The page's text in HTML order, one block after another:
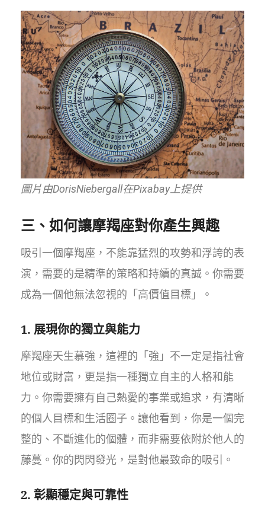
圖片由DorisNiebergall在Pixabay上提供
三、如何讓摩羯座對你產生興趣
吸引一個摩羯座，不能靠猛烈的攻勢和浮誇的表
演，需要的是精準的策略和持續的真誠。你需要
成為一個他無法忽視的「高價值目標」。
1. 展現你的獨立與能力
摩羯座天生慕強，這裡的「強」不一定是指社會
地位或財富，更是指一種獨立自主的人格和能
力。你需要擁有自己熱愛的事業或追求，有清晰
的個人目標和生活圈子。讓他看到，你是一個完
整的、不斷進化的個體，而非需要依附於他人的
藤蔓。你的閃閃發光，是對他最致命的吸引。
2. 彰顯穩定與可靠性